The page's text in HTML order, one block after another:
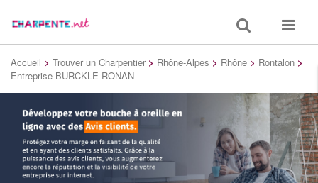
Toggle
search
Toggle
Accueil > Trouver un Charpentier > Rhône-Alpes > Rhône > Rontalon >
Entreprise BURCKLE RONAN